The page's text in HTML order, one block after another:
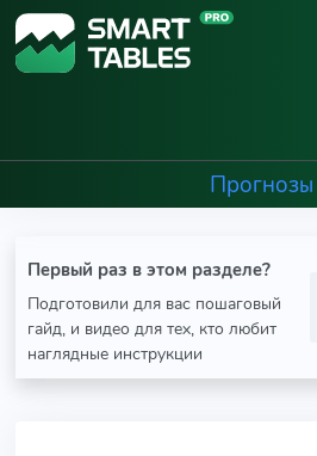
Прогнозы
Первый раз в этом разделе?
Подготовили для вас пошаговый
гайд, и видео для тех, кто любит
наглядные инструкции